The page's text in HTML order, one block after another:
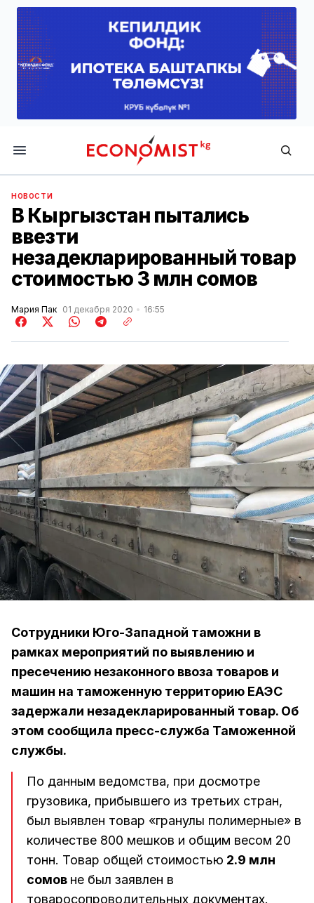
Economist.kg
НОВОСТИ
В Кыргызстан пытались
ввезти
незадекларированный товар
стоимостью 3 млн сомов
Мария Пак 01 декабря 2020 16:55
Сотрудники Юго-Западной таможни в
рамках мероприятий по выявлению и
пресечению незаконного ввоза товаров и
машин на таможенную территорию ЕАЭС
задержали незадекларированный товар. Об
этом сообщила пресс-служба Таможенной
службы.
По данным ведомства, при досмотре
грузовика, прибывшего из третьих стран,
был выявлен товар «гранулы полимерные» в
количестве 800 мешков и общим весом 20
тонн. Товар общей стоимостью 2.9 млн
сомов не был заявлен в
товаросопроводительных документах.